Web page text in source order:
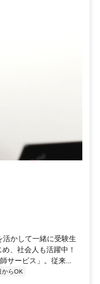
かして一緒に受験生
、社会人も活躍中！
サービス」。従来...
からOK